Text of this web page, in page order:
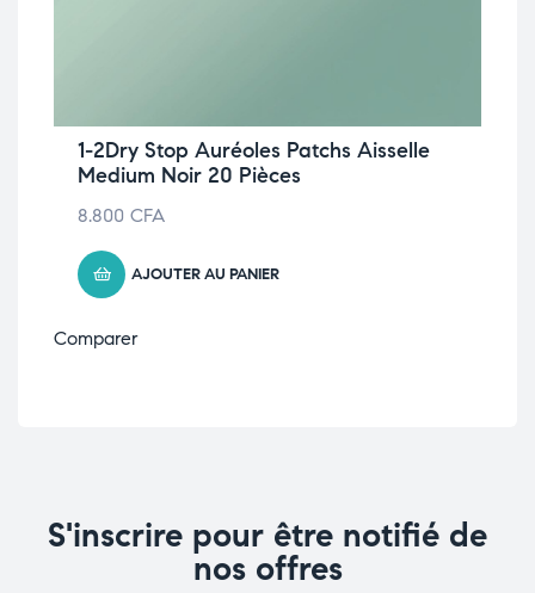
1-2Dry Stop Auréoles Patchs Aisselle
Medium Noir 20 Pièces
8.800 CFA
AJOUTER AU PANIER
Comparer
S'inscrire pour être notifié de
nos offres